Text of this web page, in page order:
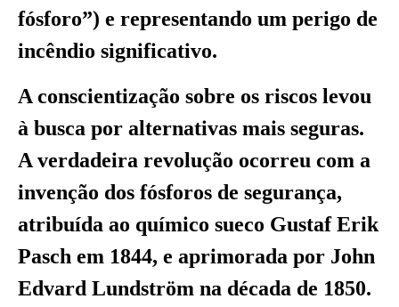
fósforo”) e representando um perigo de
incêndio significativo.
A conscientização sobre os riscos levou
à busca por alternativas mais seguras.
A verdadeira revolução ocorreu com a
invenção dos fósforos de segurança,
atribuída ao químico sueco Gustaf Erik
Pasch em 1844, e aprimorada por John
Edvard Lundström na década de 1850.